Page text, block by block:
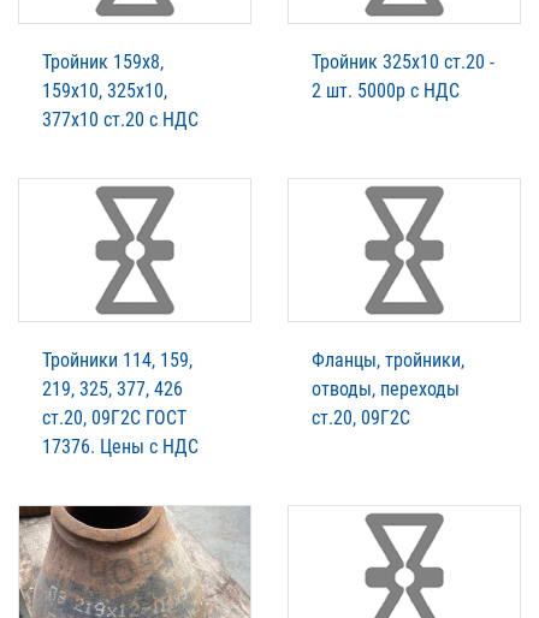
Тройник 159х8,
159х10, 325х10,
377х10 ст.20 c НДС
Тройник 325х10 ст.20 -
2 шт. 5000р с НДС
Тройники 114, 159,
219, 325, 377, 426
ст.20, 09Г2С ГОСТ
17376. Цены с НДС
Фланцы, тройники,
отводы, переходы
ст.20, 09Г2С